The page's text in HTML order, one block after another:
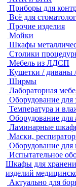
Приборы для
Всё для
Прочие изделия
Мойки
Шкафы
Столики
Мебель из ЛДСП
Кушетки / диваны
Ширмы
Лабораторная
Оборудование для
Температура и
Оборудование для
Ламинарные
Маски,
Оборудование для
Испытательное
Шкафы для
изделий
Актуально для